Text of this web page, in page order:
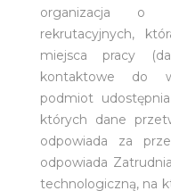
organizacja o
rekrutacyjnych,
miejsca pracy
kontaktowe do
podmiot
których dane
odpowiada za
odpowiada
technologiczną, na